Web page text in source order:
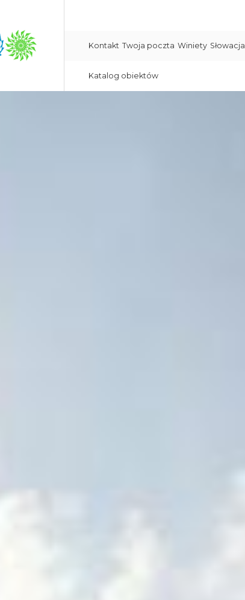
Kontakt Twoja poczta Winiety Słowacja
Katalog obiektów